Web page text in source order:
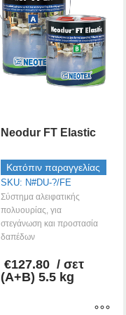
Neodur FT Elastic
Κατόπιν παραγγελίας
SKU: N#DU-?/FE
Σύστημα αλειφατικής
πολυουρίας, για
στεγάνωση και προστασία
δαπέδων
€127.80 / σετ
(Α+Β) 5.5 kg